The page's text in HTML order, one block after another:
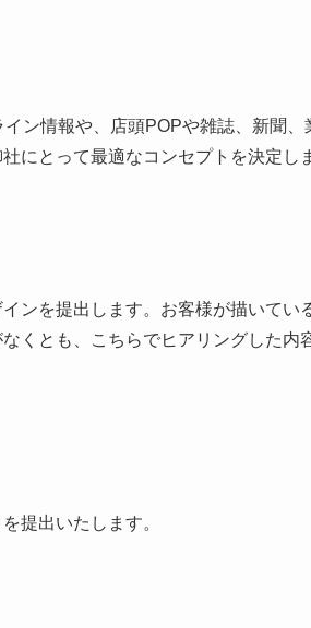
ン情報や、店頭POPや雑誌、新聞
にとって最適なコンセプトを決定し
ンを提出します。お客様が描いてい
くとも、こちらでヒアリングした内
提出いたします。